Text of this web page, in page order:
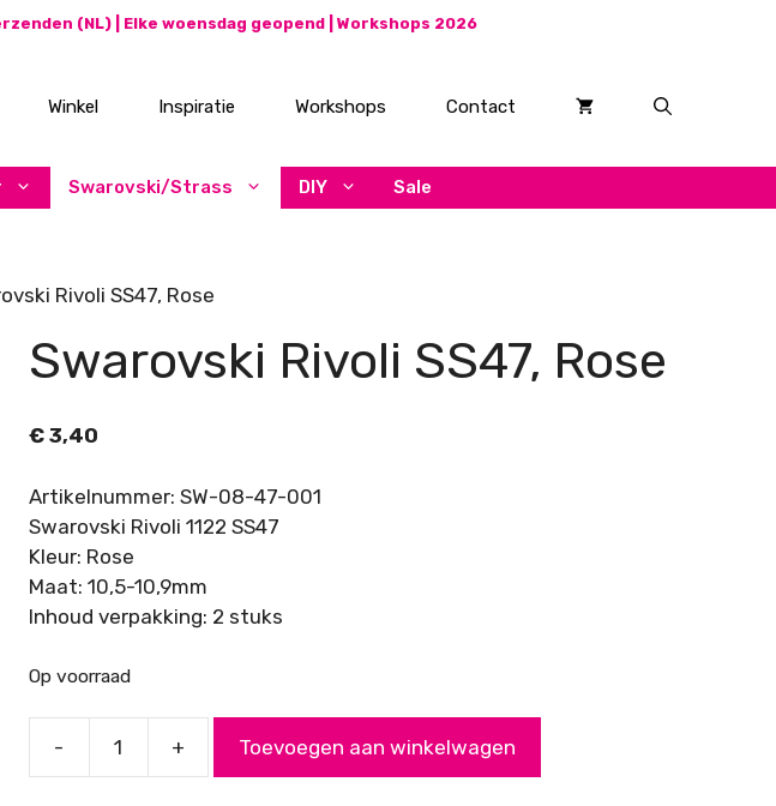
(NL) | Elke woensdag geopend | Workshops 2026
Winkel Inspiratie Workshops Contact
Swarovski/Strass DIY Sale
Rivoli SS47, Rose
Swarovski Rivoli SS47, Rose
€3,40
Artikelnummer: SW-08-47-001
Swarovski Rivoli 1122 SS47
Kleur: Rose
Maat: 10,5-10,9mm
Inhoud verpakking: 2 stuks
Op voorraad
-
Swarovski
+ Toevoegen aan winkelwagen